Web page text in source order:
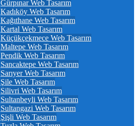
Gürpınar Web Tasarım
Kadıköy Web Tasarım
Kağıthane Web Tasarım
Kartal Web Tasarım
Küçükçekmece Web Tasarım
Maltepe Web Tasarım
Pendik Web Tasarım
Sancaktepe Web Tasarım
Sarıyer Web Tasarım
Şile Web Tasarım
Silivri Web Tasarım
Sultanbeyli Web Tasarım
Sultangazi Web Tasarım
Şişli Web Tasarım